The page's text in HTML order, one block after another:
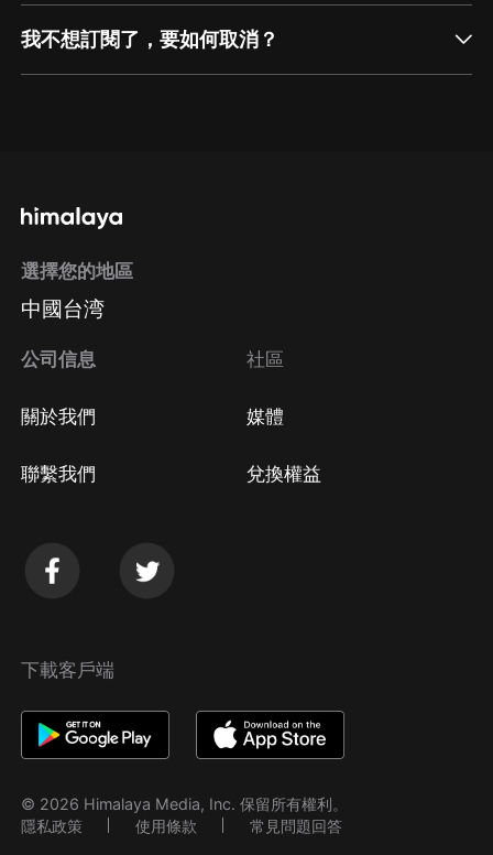
我不想訂閱了，要如何取消？
方法 Google Play取消訂閱方法
選擇您的地區
中國台湾
公司信息
關於我們
聯繫我們
社區
媒體
兌換權益
下載客戶端
© 2026 Himalaya Media, Inc. 保留所有權利。
隱私政策
使用條款 常見問題回答